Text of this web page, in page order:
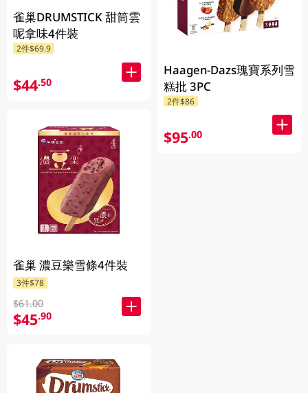
雀巢DRUMSTICK 甜筒雲
呢拿味4件裝
2件$69.9
$44.50
雀巢 濃豆樂雪條4件裝
3件$78
$61.00
$45.90
Haagen-Dazs瑰寶系列雪
糕批 3PC
2件$86
$95.00